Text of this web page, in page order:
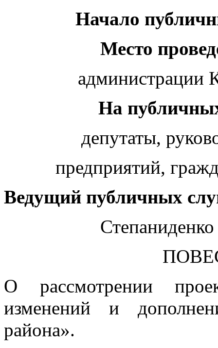
Начало
Место
администрации
На
депутаты,
предприятий,
Ведущий публичных
О рассмотрении
изменений и
района».